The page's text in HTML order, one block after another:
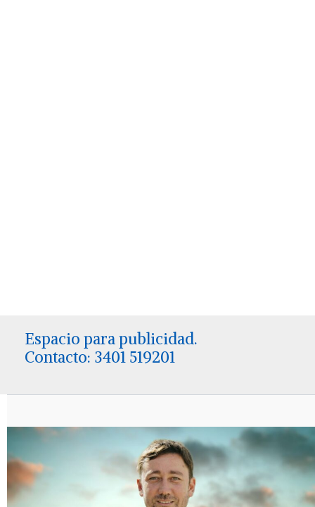
Espacio para publicidad.
Contacto: 3401 519201